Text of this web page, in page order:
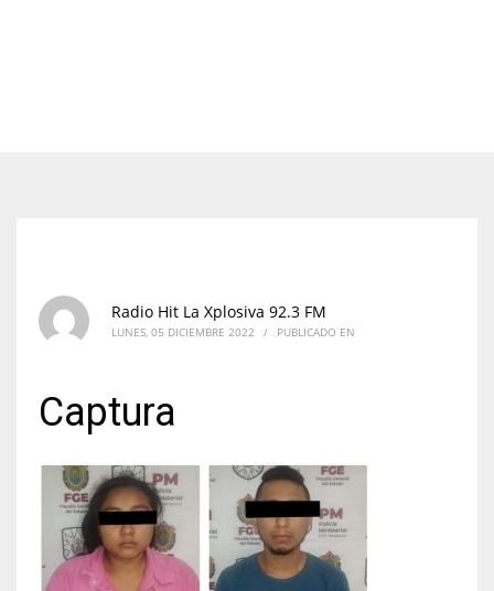
Radio Hit La Xplosiva 92.3 FM
LUNES, 05 DICIEMBRE 2022 / PUBLICADO EN
Captura